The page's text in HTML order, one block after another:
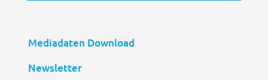
Mediadaten Download
Newsletter